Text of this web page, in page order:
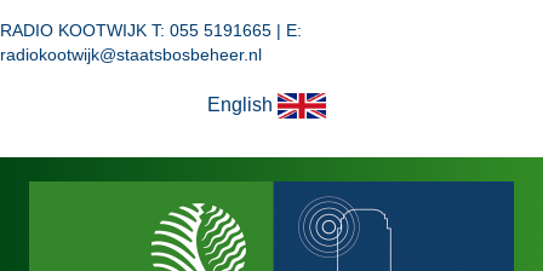
RADIO KOOTWIJK T: 055 5191665 | E:
radiokootwijk@staatsbosbeheer.nl
English